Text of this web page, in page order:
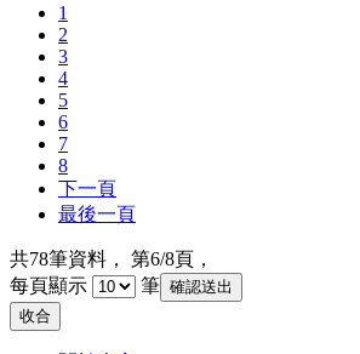
1
2
3
4
5
6
7
8
下一頁
最後一頁
共78筆資料， 第6/8頁，
每頁顯示
筆
收合